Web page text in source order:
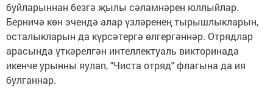
буйларыннан безгә җылы сәламнәрен юллыйлар.
Берничә көн эчендә алар үзләренең тырышлыкларын,
осталыкларын да күрсәтергә өлгергәннәр. Отрядлар
арасында үткәрелгән интеллектуаль викторинада
икенче урынны яулап, "Чиста отряд" флагына да ия
булганнар.